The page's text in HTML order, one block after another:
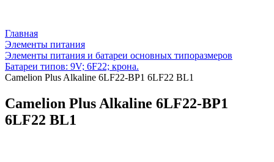
Главная
Элементы питания
Элементы питания и батареи основных типоразмеров
Батареи типов: 9V; 6F22; крона.
Camelion Plus Alkaline 6LF22-BP1 6LF22 BL1
Camelion Plus Alkaline 6LF22-BP1
6LF22 BL1